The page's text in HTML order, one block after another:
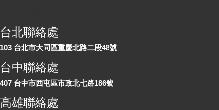
台北聯絡處
103 台北市大同區重慶北路二段48號
台中聯絡處
407 台中市西屯區市政北七路186號
高雄聯絡處